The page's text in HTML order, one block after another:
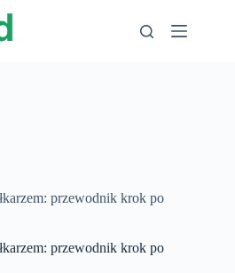
przewodnik krok po
przewodnik krok po